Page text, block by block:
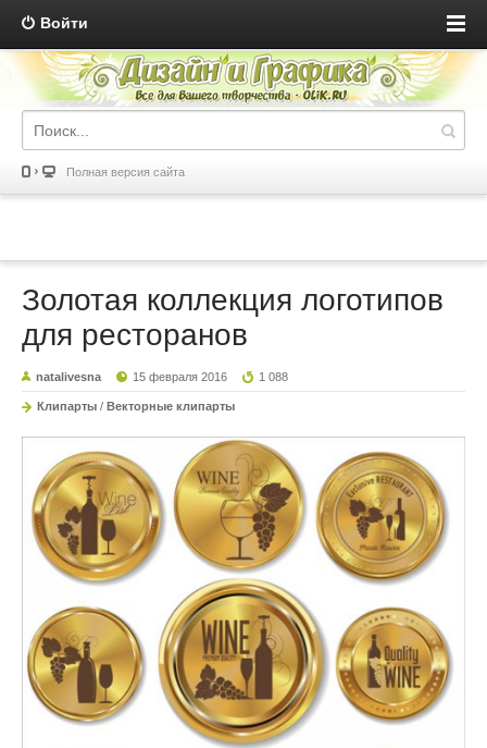
Войти
Полная версия сайта
Золотая коллекция логотипов
для ресторанов
natalivesna 15 февраля 2016 1 088
Клипарты / Векторные клипарты